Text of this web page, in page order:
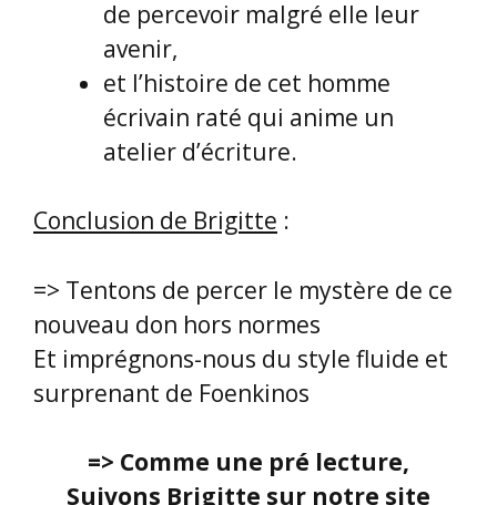
nouveau don hors normes
Et imprégnons-nous du style fluide et
surprenant de Foenkinos
=> Comme une pré lecture,
internet avec sa critique élogieuse
** ** ** ** ** ** ** ** ** **
Mireille VALCARCEL , bénévole
responsable de la bibliothèque de
présente :